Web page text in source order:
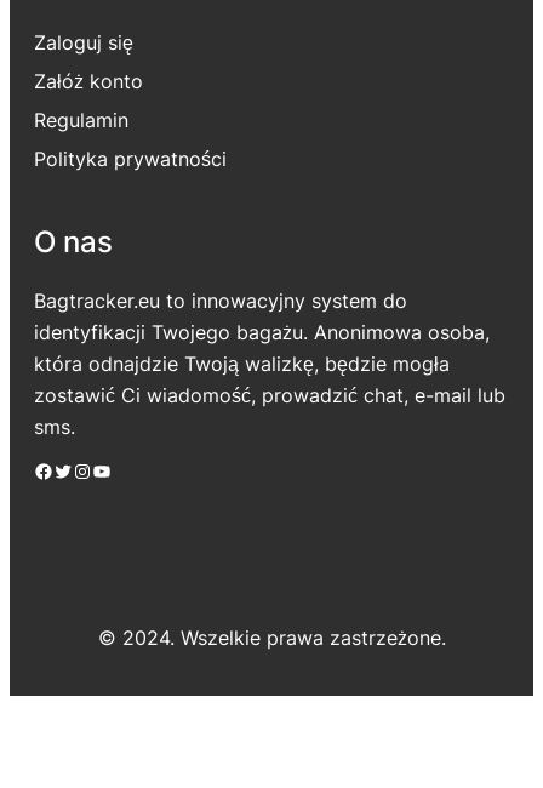
Zaloguj się
Załóż konto
Regulamin
Polityka prywatności
O nas
Bagtracker.eu to innowacyjny system do
identyfikacji Twojego bagażu. Anonimowa osoba,
która odnajdzie Twoją walizkę, będzie mogła
zostawić Ci wiadomość, prowadzić chat, e-mail lub
sms.
Facebook Twitter Instagram YouTube
© 2024. Wszelkie prawa zastrzeżone.